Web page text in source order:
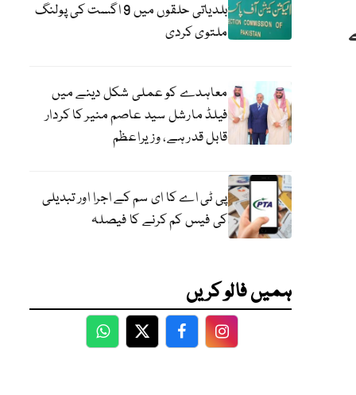
بلدیاتی حلقوں میں 9 اگست کی پولنگ
ملتوی کردی
معاہدے کو عملی شکل دینے میں
فیلڈ مارشل سید عاصم منیر کا کردار
قابل قدر ہے، وزیراعظم
پی ٹی اے کا ای سم کے اجرا اور تبدیلی
کی فیس کم کرنے کا فیصلہ
ہمیں فالو کریں
WhatsApp
TwitterFacebookFacebook